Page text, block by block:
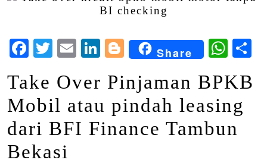
Facebook
Twitter
EmailLinkedIn
Blogger
Share
Take Over Pinjaman BPKB
Mobil atau pindah leasing
dari BFI Finance Tambun
Bekasi